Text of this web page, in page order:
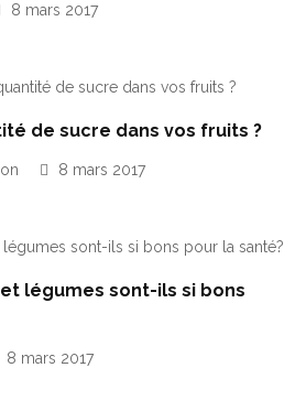
8 mars 2017
de sucre dans vos fruits ?
8 mars 2017
légumes sont-ils si bons
8 mars 2017